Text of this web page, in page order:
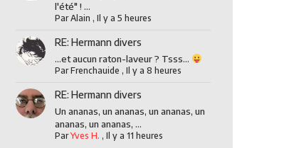
l'été" ! ...
ParAlain , Il y a 5 heures
RE: Hermann divers
...et aucun raton-laveur ? Tsss...
ParFrenchauide , Il y a 8 heures
RE: Hermann divers
Un ananas, un ananas, un ananas, un
ananas, un ananas, ...
ParYves H. , Il y a 11 heures